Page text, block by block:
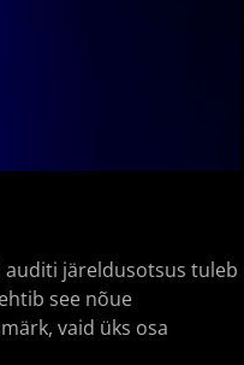
auditi järeldusotsus tuleb
see nõue
vaid üks osa